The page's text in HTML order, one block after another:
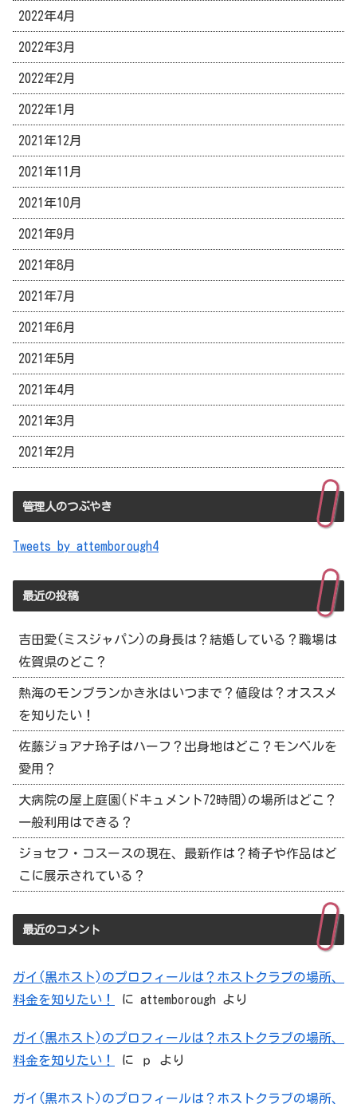
2022年4月
2022年3月
2022年2月
2022年1月
2021年12月
2021年11月
2021年10月
2021年9月
2021年8月
2021年7月
2021年6月
2021年5月
2021年4月
2021年3月
2021年2月
管理人のつぶやき
Tweets by attemborough4
最近の投稿
吉田愛(ミスジャパン)の身長は？結婚している？職場は
佐賀県のどこ？
熱海のモンブランかき氷はいつまで？値段は？オススメ
を知りたい！
佐藤ジョアナ玲子はハーフ？出身地はどこ？モンベルを
愛用？
大病院の屋上庭園(ドキュメント72時間)の場所はどこ？
一般利用はできる？
ジョセフ・コスースの現在、最新作は？椅子や作品はど
こに展示されている？
最近のコメント
ガイ(黒ホスト)のプロフィールは？ホストクラブの場所、
料金を知りたい！
に attemborough より
ガイ(黒ホスト)のプロフィールは？ホストクラブの場所、
料金を知りたい！
に ｐ より
ガイ(黒ホスト)のプロフィールは？ホストクラブの場所、